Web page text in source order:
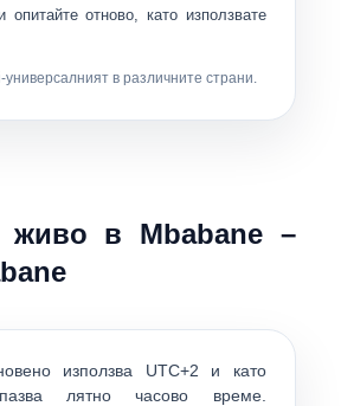
отново, като използвате
в различните страни.
живо в Mbabane–
използва UTC+2 и като
лятно часово време.